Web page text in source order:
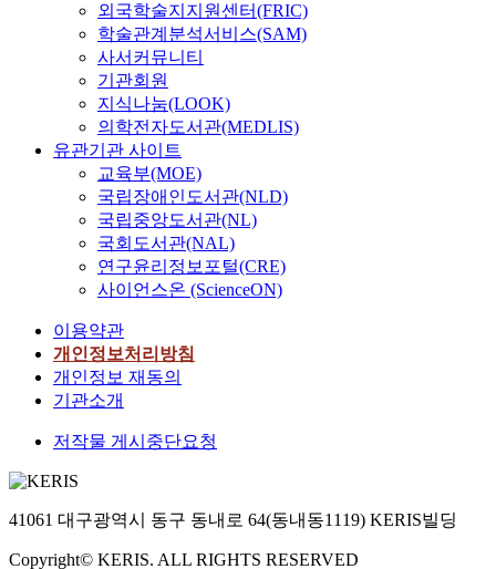
외국학술지지원센터(FRIC)
학술관계분석서비스(SAM)
사서커뮤니티
기관회원
지식나눔(LOOK)
의학전자도서관(MEDLIS)
유관기관 사이트
교육부(MOE)
국립장애인도서관(NLD)
국립중앙도서관(NL)
국회도서관(NAL)
연구윤리정보포털(CRE)
사이언스온 (ScienceON)
이용약관
개인정보처리방침
개인정보 재동의
기관소개
저작물 게시중단요청
41061 대구광역시 동구 동내로 64(동내동1119) KERIS빌딩
Copyright© KERIS. ALL RIGHTS RESERVED